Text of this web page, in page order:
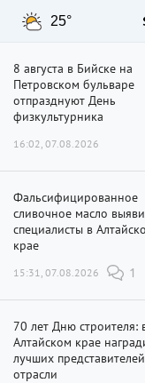
25°
8 августа в Бийске на
Петровском бульваре
отпразднуют День
физкультурника
16:02, 07.08.2026
Фальсифицированное
сливочное масло
специалисты в
крае
15:31, 07.08.2026 1
70 лет Дню строителя:
Алтайском крае
лучших представителей
отрасли